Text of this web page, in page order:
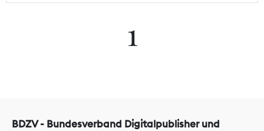
1
BDZV - Bundesverband Digitalpublisher und